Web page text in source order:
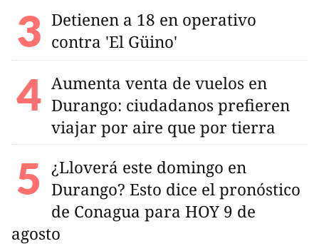
Detienen a 18 en operativo
contra 'El Güino'
Aumenta venta de vuelos en
Durango: ciudadanos prefieren
viajar por aire que por tierra
¿Lloverá este domingo en
Durango? Esto dice el pronóstico
de Conagua para HOY 9 de
agosto